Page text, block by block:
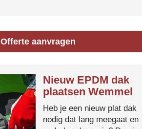
Offerte aanvragen
Nieuw EPDM dak
plaatsen Wemmel
Heb je een nieuw plat dak
nodig dat lang meegaat en